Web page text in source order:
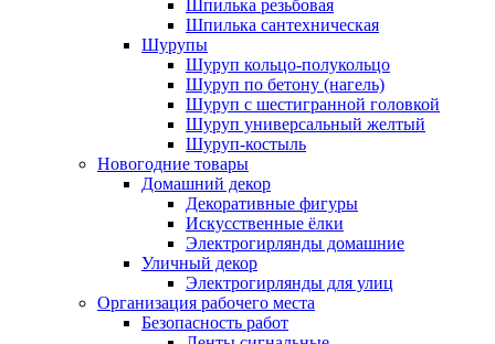
Шпилька резьбовая
Шпилька сантехническая
Шурупы
Шуруп кольцо-полукольцо
Шуруп по бетону (нагель)
Шуруп с шестигранной головкой
Шуруп универсальный желтый
Шуруп-костыль
Новогодние товары
Домашний декор
Декоративные фигуры
Искусственные ёлки
Электрогирлянды домашние
Уличный декор
Электрогирлянды для улиц
Организация рабочего места
Безопасность работ